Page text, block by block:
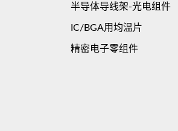
半导体导线架-光电组件
IC/BGA用均温片
精密电子零组件